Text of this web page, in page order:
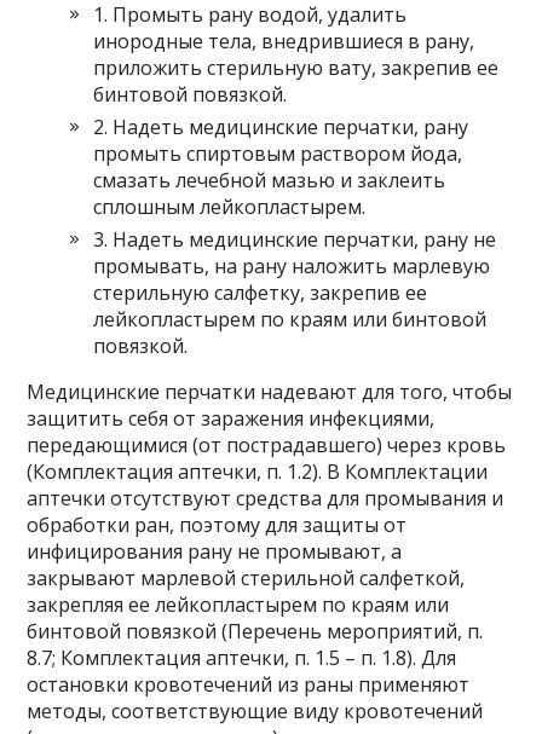
1. Промыть рану водой, удалить
инородные тела, внедрившиеся в рану,
приложить стерильную вату, закрепив ее
бинтовой повязкой.
2. Надеть медицинские перчатки, рану
промыть спиртовым раствором йода,
смазать лечебной мазью и заклеить
сплошным лейкопластырем.
3. Надеть медицинские перчатки, рану не
промывать, на рану наложить марлевую
стерильную салфетку, закрепив ее
лейкопластырем по краям или бинтовой
повязкой.
Медицинские перчатки надевают для того, чтобы
защитить себя от заражения инфекциями,
передающимися (от пострадавшего) через кровь
(Комплектация аптечки, п. 1.2). В Комплектации
аптечки отсутствуют средства для промывания и
обработки ран, поэтому для защиты от
инфицирования рану не промывают, а
закрывают марлевой стерильной салфеткой,
закрепляя ее лейкопластырем по краям или
бинтовой повязкой (Перечень мероприятий, п.
8.7; Комплектация аптечки, п. 1.5 – п. 1.8). Для
остановки кровотечений из раны применяют
методы, соответствующие виду кровотечений